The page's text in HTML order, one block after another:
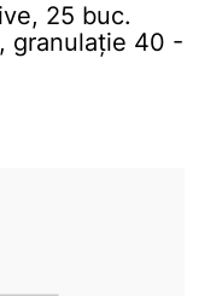
25 buc.
granulaţie 40 -